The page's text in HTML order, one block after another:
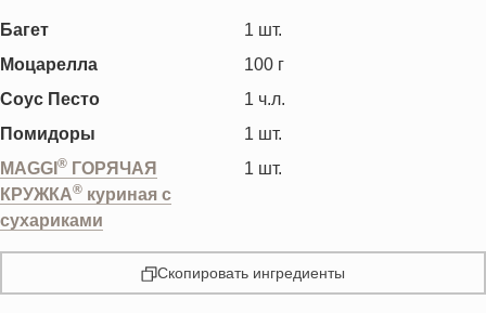
Багет 1 шт.
Моцарелла
100 г
Соус Песто
1 ч.л.
Помидоры
1 шт.
MAGGI ® ГОРЯЧАЯ
КРУЖКА® куриная с
сухариками
1 шт.
Скопировать ингредиенты